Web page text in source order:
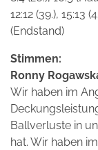
12:12 (39.), 15:13
(Endstand)
Stimmen:
Ronny
Wir haben im
Ballverluste in
hat. Wir haben